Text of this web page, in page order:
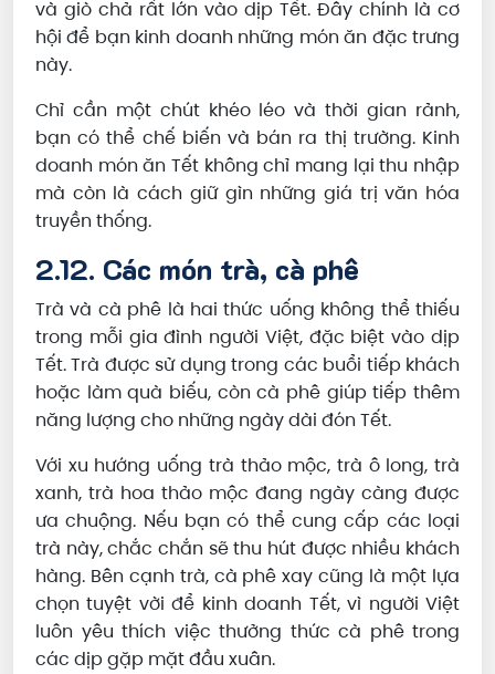
và giò chả rất lớn vào dịp Tết. Đây chính là cơ
hội để bạn kinh doanh những món ăn đặc trưng
này.
Chỉ cần một chút khéo léo và thời gian rảnh,
bạn có thể chế biến và bán ra thị trường. Kinh
doanh món ăn Tết không chỉ mang lại thu nhập
mà còn là cách giữ gìn những giá trị văn hóa
truyền thống.
2.12. Các món trà, cà phê
Trà và cà phê là hai thức uống không thể thiếu
trong mỗi gia đình người Việt, đặc biệt vào dịp
Tết. Trà được sử dụng trong các buổi tiếp khách
hoặc làm quà biếu, còn cà phê giúp tiếp thêm
năng lượng cho những ngày dài đón Tết.
Với xu hướng uống trà thảo mộc, trà ô long, trà
xanh, trà hoa thảo mộc đang ngày càng được
ưa chuộng. Nếu bạn có thể cung cấp các loại
trà này, chắc chắn sẽ thu hút được nhiều khách
hàng. Bên cạnh trà, cà phê xay cũng là một lựa
chọn tuyệt vời để kinh doanh Tết, vì người Việt
luôn yêu thích việc thưởng thức cà phê trong
các dịp gặp mặt đầu xuân.